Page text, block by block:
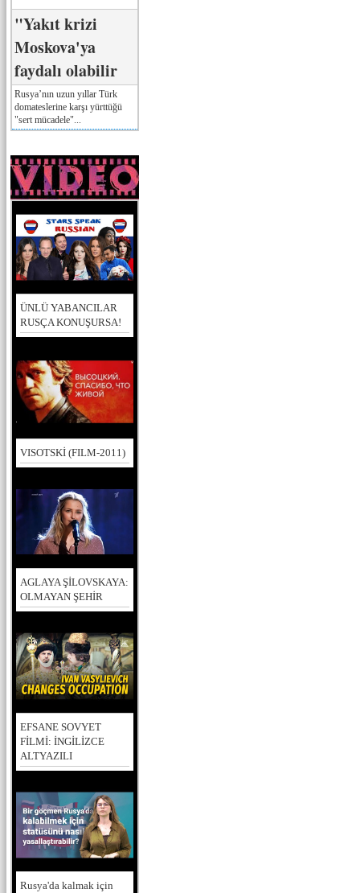
"Yakıt krizi
Moskova'ya
faydalı olabilir
Rusya’nın uzun yıllar Türk
domateslerine karşı yürttüğü
"sert mücadele"...
ÜNLÜ YABANCILAR
RUSÇA KONUŞURSA!
VISOTSKİ (FILM-2011)
AGLAYA ŞİLOVSKAYA:
OLMAYAN ŞEHİR
EFSANE SOVYET
FİLMİ: İNGİLİZCE
ALTYAZILI
Rusya'da kalmak için